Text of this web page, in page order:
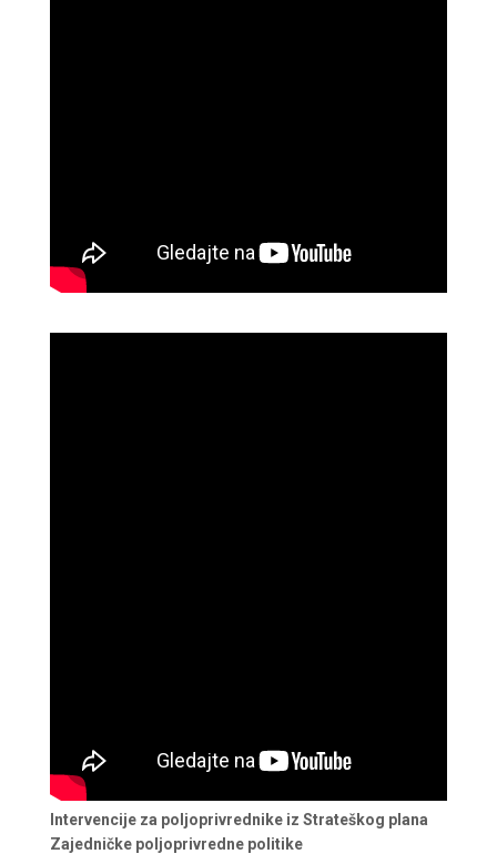
Intervencije za poljoprivrednike iz Strateškog plana
Zajedničke poljoprivredne politike